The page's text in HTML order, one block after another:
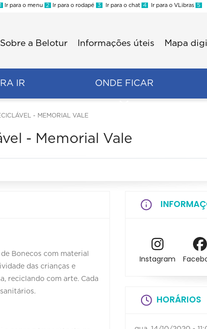
1 Ir para o menu 2 Ir para o rodapé 3 Ir para o chat 4 Ir para o VLibras 5
Sobre a Belotur Informações úteis Mapa
IR ONDE FICAR
- MEMORIAL VALE
- Memorial Vale
Bonecos com material
das crianças e
reciclando com arte. Cada
Instagram
HORÁRIOS